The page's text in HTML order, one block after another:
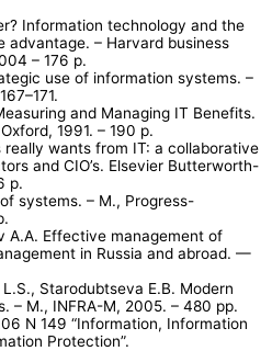
Information technology and the
advantage. – Harvard business
– 176 p.
use of information systems. –
and Managing IT Benefits.
1991. – 190 p.
really wants from IT: a collaborative
and CIO’s. Elsevier Butterworth-
p.
systems. – M., Progress-
A.A. Effective management of
in Russia and abroad. —
Starodubtseva E.B. Modern
– M., INFRA-M, 2005. – 480 pp.
N 149 “Information, Information
Protection”.